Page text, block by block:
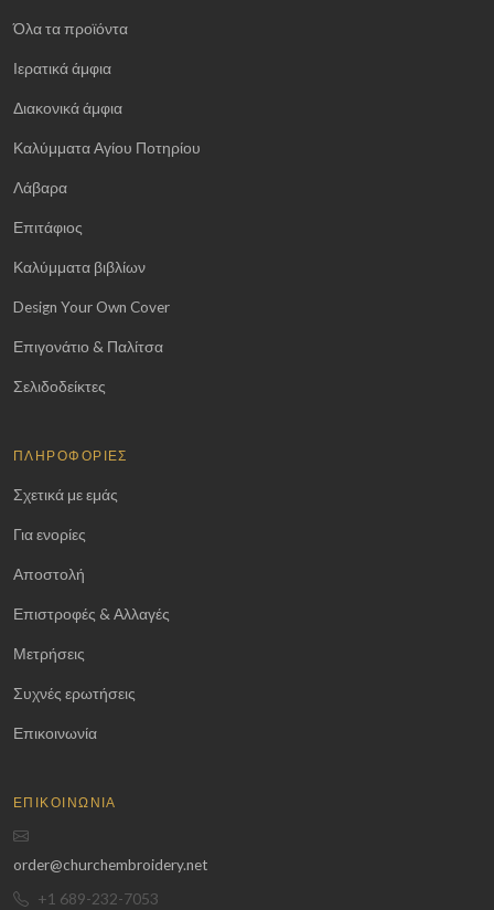
Όλα τα προϊόντα
Ιερατικά άμφια
Διακονικά άμφια
Καλύμματα Αγίου Ποτηρίου
Λάβαρα
Επιτάφιος
Καλύμματα βιβλίων
Design Your Own Cover
Επιγονάτιο & Παλίτσα
Σελιδοδείκτες
ΠΛΗΡΟΦΟΡΊΕΣ
Σχετικά με εμάς
Για ενορίες
Αποστολή
Επιστροφές & Αλλαγές
Μετρήσεις
Συχνές ερωτήσεις
Επικοινωνία
ΕΠΙΚΟΙΝΩΝΊΑ
order@churchembroidery.net
+1 689-232-7053